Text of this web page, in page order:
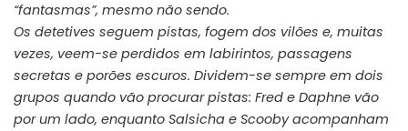
“fantasmas”, mesmo não sendo.
Os detetives seguem pistas, fogem dos vilões e, muitas
vezes, veem-se perdidos em labirintos, passagens
secretas e porões escuros. Dividem-se sempre em dois
grupos quando vão procurar pistas: Fred e Daphne vão
por um lado, enquanto Salsicha e Scooby acompanham